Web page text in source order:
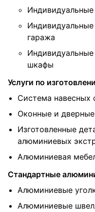
гаража
шкафы
Услуги по
Система навесных
Оконные и
Изготовленные
алюминиевых
Алюминиевая
Стандартные
Алюминиевые
Алюминиевые